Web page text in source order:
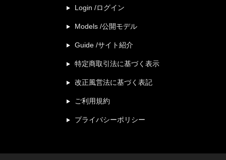
Login /ログイン
Models /公開モデル
Guide /サイト紹介
特定商取引法に基づく表示
改正風営法に基づく表記
ご利用規約
プライバシーポリシー